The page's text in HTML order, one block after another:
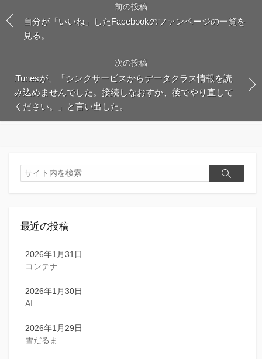
前の投稿
自分が「いいね」したFacebookのファンページの一覧を
見る。
次の投稿
iTunesが、「シンクサービスからデータクラス情報を読
み込めませんでした。接続しなおすか、後でやり直して
ください。」と言い出した。
検
索
検
最近の投稿
2026年1月31日
コンテナ
2026年1月30日
AI
2026年1月29日
雪だるま